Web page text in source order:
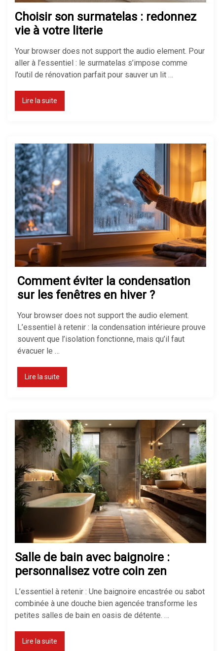
choisir ?
Comment réduire sa facture de
chauffage ?
Pompe à chaleur : avantages et
inconvénients
Isolation maison : comment bien
isoler pour économiser de
l’énergie
Quel chauffage choisir pour une
maison ?
Comment isoler un sol froid sans
tout casser chez soi
Réussir son isolation de mur
mince pour gagner de la place
Isolation maison ancienne : les
erreurs à éviter absolument
Choisir son surmatelas : redonnez
vie à votre literie
Your browser does not support the audio element. Pour
aller à l’essentiel : le surmatelas s’impose comme
l’outil de rénovation parfait pour sauver un lit …
Lire la suite
Comment éviter la condensation
sur les fenêtres en hiver ?
Your browser does not support the audio element.
L’essentiel à retenir : la condensation intérieure prouve
souvent que l’isolation fonctionne, mais qu’il faut
évacuer le …
Lire la suite
Salle de bain avec baignoire :
personnalisez votre coin zen
L’essentiel à retenir : Une baignoire encastrée ou sabot
combinée à une douche bien agencée transforme les
petites salles de bain en oasis de détente. …
Lire la suite